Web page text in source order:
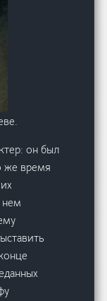
он был
же время
нем